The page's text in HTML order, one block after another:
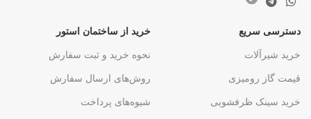
دسترسی سریع
خرید شیرآلات
قیمت گاز رومیزی
خرید سینک ظرفشویی
خرید از ساختمان استور
نحوه خرید و ثبت سفارش
روش‌های ارسال سفارش
شیوه‌های پرداخت